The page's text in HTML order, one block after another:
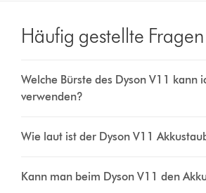
Häufig gestellte Fragen
Welche Bürste des Dyson V11 kann
verwenden?
Wie laut ist der Dyson V11
Kann man beim Dyson V11 den